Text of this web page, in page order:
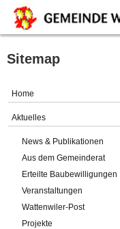
Home
Gemeinde
Verwaltung
Online-Service
Sitemap
Home
Aktuelles
News & Publikationen
Aus dem Gemeinderat
Erteilte Baubewilligungen
Veranstaltungen
Wattenwiler-Post
Projekte